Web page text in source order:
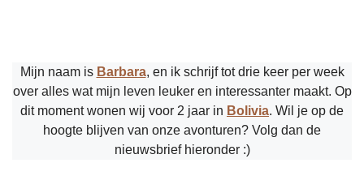
Mijn naam is Barbara, en ik schrijf tot drie keer per week
over alles wat mijn leven leuker en interessanter maakt. Op
dit moment wonen wij voor 2 jaar in Bolivia. Wil je op de
hoogte blijven van onze avonturen? Volg dan de
nieuwsbrief hieronder :)